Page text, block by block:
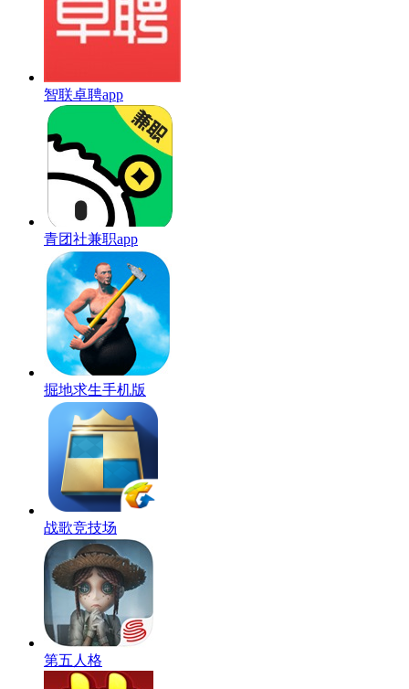
智联卓聘app
青团社兼职app
掘地求生手机版
战歌竞技场
第五人格